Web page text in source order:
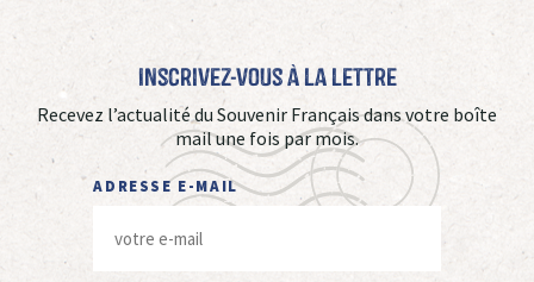
Inscrivez-vous à La Lettre
Recevez l’actualité du Souvenir Français dans votre boîte
mail une fois par mois.
ADRESSE E-MAIL